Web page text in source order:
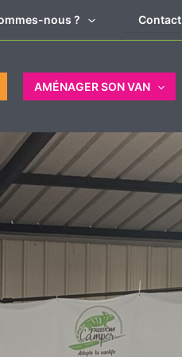
nous ? Contact
AMÉNAGER SON VAN